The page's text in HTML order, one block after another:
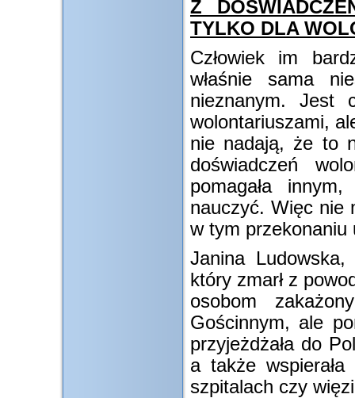
Z
TYLKO DLA
Człowiek im
właśnie sama
nieznanym. Jest
wolontariuszami,
nie nadają, że to
doświadczeń
pomagała
nauczyć. Więc nie
w tym przekonaniu
Janina
który zmarł z
osobom
Gościnnym, ale
przyjeżdżała do
a także
szpitalach czy